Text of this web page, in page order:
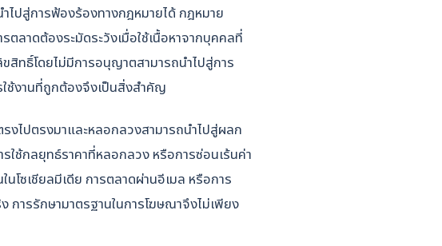
ไปสู่การฟ้องร้องทางกฎหมายได้ กฎหมาย
ลาดต้องระมัดระวังเมื่อใช้เนื้อหาจากบุคคลที่
สิทธิ์โดยไม่มีการอนุญาตสามารถนำไปสู่การ
ช้งานที่ถูกต้องจึงเป็นสิ่งสำคัญ
งไปตรงมาและหลอกลวงสามารถนำไปสู่ผลก
ใช้กลยุทธ์ราคาที่หลอกลวง หรือการซ่อนเร้นค่า
โซเชียลมีเดีย การตลาดผ่านอีเมล หรือการ
การรักษามาตรฐานในการโฆษณาจึงไม่เพียง